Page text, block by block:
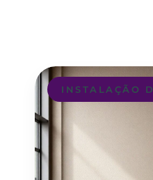
INSTALAÇÃO